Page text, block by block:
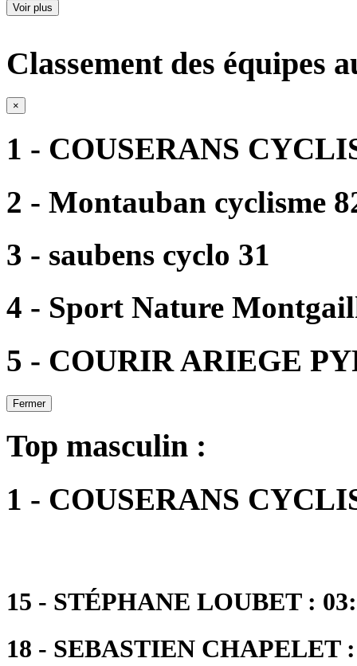
Voir plus
Classement des équipes
×
1 - COUSERANS
2 - Montauban cyclisme
3 - saubens cyclo 31
4 - Sport Nature
5 - COURIR ARIEGE
Fermer
Top masculin :
1 - COUSERANS
15 - STÉPHANE LOUBET :
18 - SEBASTIEN CHAPELET